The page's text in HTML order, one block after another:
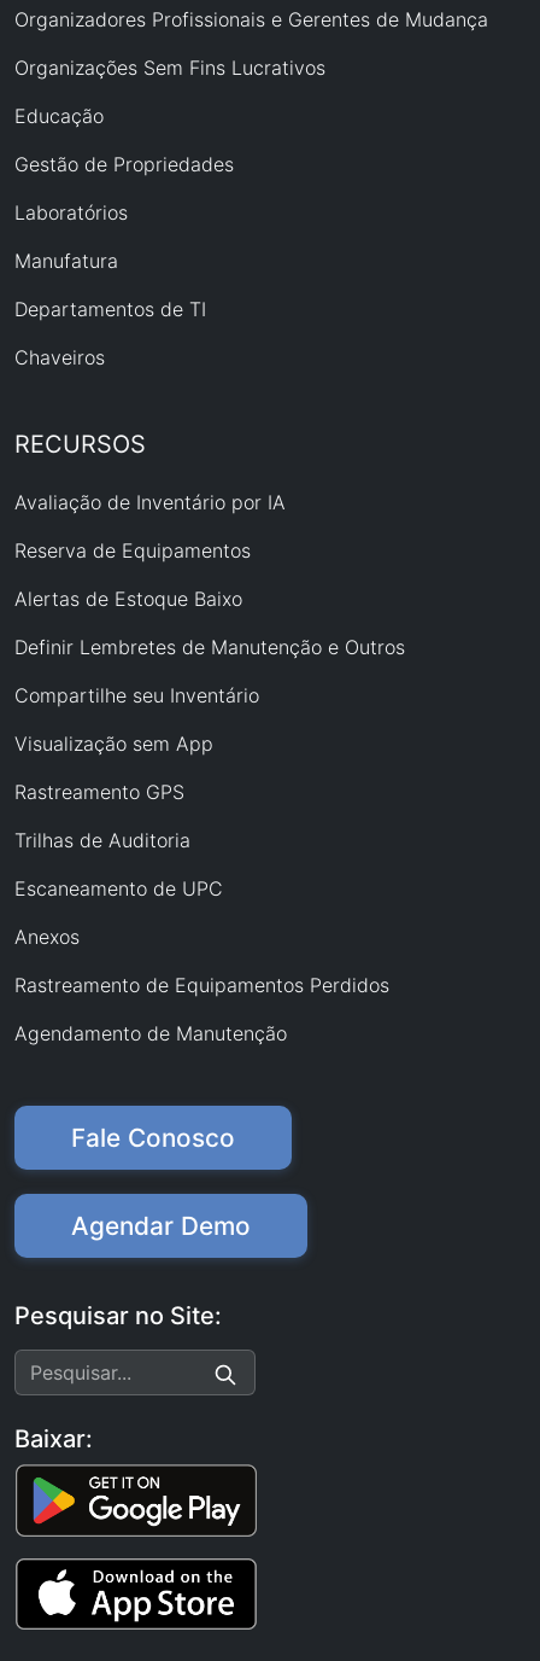
Organizadores Profissionais e Gerentes de Mudança
Organizações Sem Fins Lucrativos
Educação
Gestão de Propriedades
Laboratórios
Manufatura
Departamentos de TI
Chaveiros
RECURSOS
Avaliação de Inventário por IA
Reserva de Equipamentos
Alertas de Estoque Baixo
Definir Lembretes de Manutenção e Outros
Compartilhe seu Inventário
Visualização sem App
Rastreamento GPS
Trilhas de Auditoria
Escaneamento de UPC
Anexos
Rastreamento de Equipamentos Perdidos
Agendamento de Manutenção
Fale Conosco
Agendar Demo
Pesquisar no Site:
Baixar: